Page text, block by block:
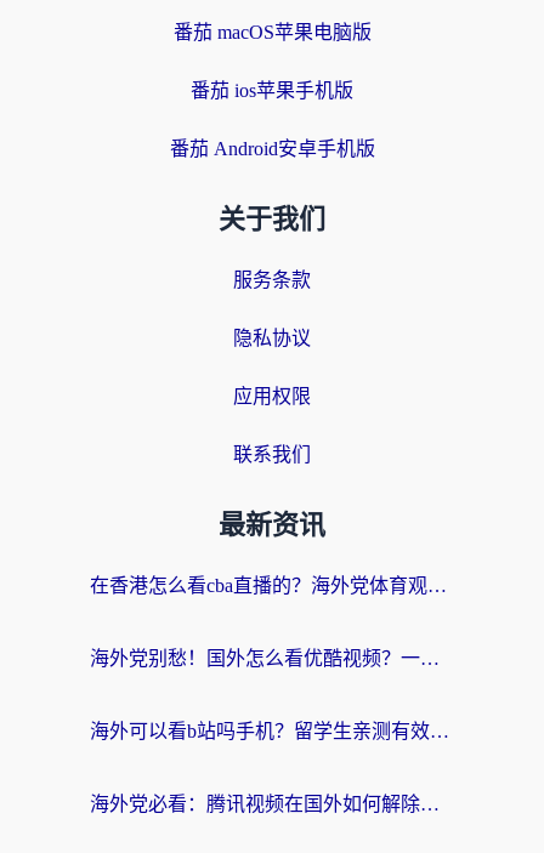
番茄 macOS苹果电脑版
番茄 ios苹果手机版
番茄 Android安卓手机版
关于我们
服务条款
隐私协议
应用权限
联系我们
最新资讯
在香港怎么看cba直播的？海外党体育观赛终极指南：告别版权限制，畅享中文解说
海外党别愁！国外怎么看优酷视频？一招解决追剧、看直播难题
海外可以看b站吗手机？留学生亲测有效的回国加速指南
海外党必看：腾讯视频在国外如何解除地域限制？附优酷咪咕使用指南